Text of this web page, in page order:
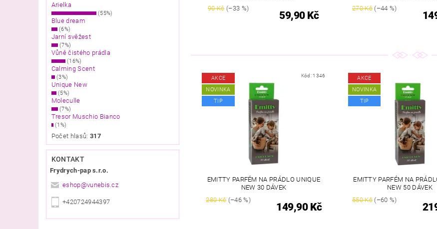
Arielka
(55%)
Blue dream
(6%)
Jarní svěžest
(7%)
Vůně čistého prádla
(16%)
Calming Scent
(3%)
Unique New
(5%)
Moleculle
(7%)
Tresor Muschio Bianco
(1%)
Počet hlasů: 317
KONTAKT
Frydrych-pap s.r.o.
eshop@vunebis.cz
+420724944397
90 Kč(–33 %)
59,90 Kč
270 Kč(–44 %)
AKCE
NOVINKA
TIP
Kód: 1346
EMITTY PARFÉM NA PRÁDLO UNIQUE
NEW 30 DÁVEK
280 Kč(–46 %)
149,90 Kč
AKCE
NOVINKA
TIP
EMITTY PARFÉM NA
NEW 50 DÁVEK
550 Kč(–60 %)